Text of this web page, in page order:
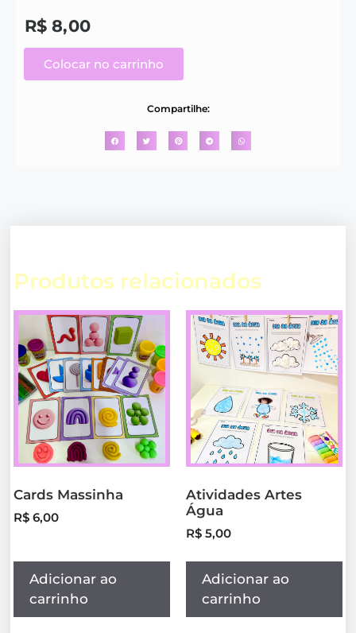
R$ 8,00
Colocar no carrinho
Compartilhe:
Produtos relacionados
Cards Massinha
R$ 6,00
Adicionar ao
carrinho
Atividades Artes
Água
R$ 5,00
Adicionar ao
carrinho